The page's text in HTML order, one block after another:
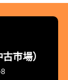
市場）